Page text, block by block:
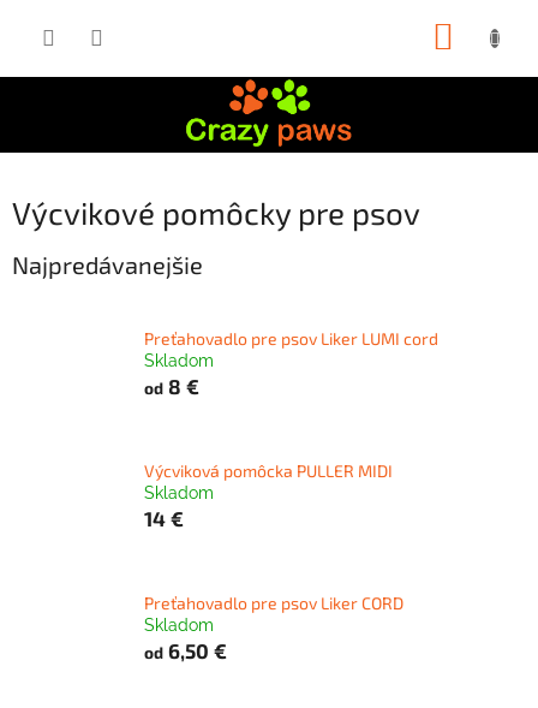
Výcvikové pomôcky pre psov
Najpredávanejšie
Preťahovadlo pre psov Liker LUMI cord
Skladom
od 8 €
Výcviková pomôcka PULLER MIDI
Skladom
14 €
Preťahovadlo pre psov Liker CORD
Skladom
od 6,50 €